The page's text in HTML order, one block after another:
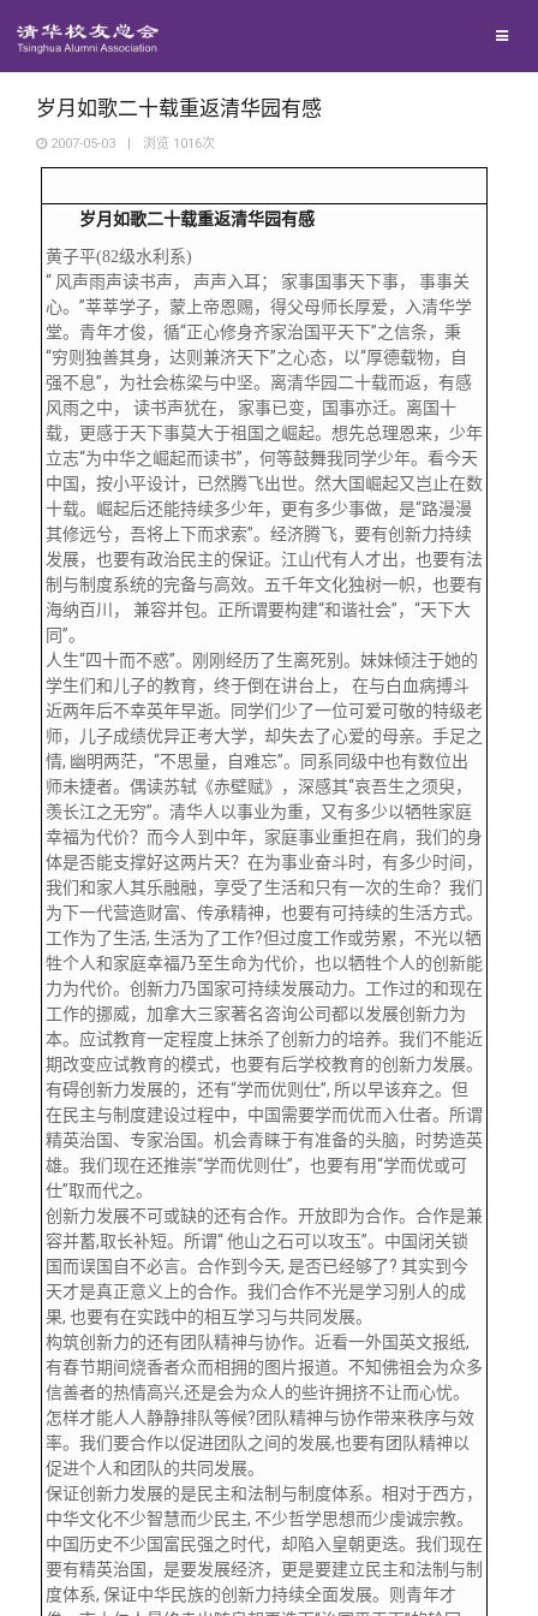
地区联络
专业委员会
兴趣群体
西南联大校友会
回馈母校
捐赠纪事
捐赠方法
义工计划
《水木清华》
我要订阅
新媒体平台
百年清华
清华人物
清华故事
青春风采
校友文苑
校友讲坛
校友视界
校友服务
终身学习
信息化服务
三创大赛
实用信息
校友总会
总会简介
会长致辞
总会章程
理事会名单
制度法规
联系我们
关闭
岁月如歌二十载重返清华园有感
2007-05-03 | 浏览 1016次
岁月如歌二十载重返清华园有感
黄子平(82级水利系)
“ 风声雨声读书声， 声声入耳； 家事国事天下事， 事事关
心。”莘莘学子，蒙上帝恩赐，得父母师长厚爱，入清华学
堂。青年才俊，循“正心修身齐家治国平天下”之信条，秉
“穷则独善其身，达则兼济天下”之心态，以“厚德载物，自
强不息”，为社会栋梁与中坚。离清华园二十载而返，有感
风雨之中， 读书声犹在， 家事已变，国事亦迁。离国十
载，更感于天下事莫大于祖国之崛起。想先总理恩来，少年
立志“为中华之崛起而读书”，何等鼓舞我同学少年。看今天
中国，按小平设计，已然腾飞出世。然大国崛起又岂止在数
十载。崛起后还能持续多少年，更有多少事做，是“路漫漫
其修远兮，吾将上下而求索”。经济腾飞，要有创新力持续
发展，也要有政治民主的保证。江山代有人才出，也要有法
制与制度系统的完备与高效。五千年文化独树一帜，也要有
海纳百川， 兼容并包。正所谓要构建“和谐社会”，“天下大
同”。
人生“四十而不惑”。刚刚经历了生离死别。妹妹倾注于她的
学生们和儿子的教育，终于倒在讲台上， 在与白血病搏斗
近两年后不幸英年早逝。同学们少了一位可爱可敬的特级老
师，儿子成绩优异正考大学，却失去了心爱的母亲。手足之
情, 幽明两茫，“不思量，自难忘”。同系同级中也有数位出
师未捷者。偶读苏轼《赤壁赋》，深感其“哀吾生之须臾，
羡长江之无穷”。清华人以事业为重，又有多少以牺牲家庭
幸福为代价？而今人到中年，家庭事业重担在肩，我们的身
体是否能支撑好这两片天？在为事业奋斗时，有多少时间，
我们和家人其乐融融，享受了生活和只有一次的生命？我们
为下一代营造财富、传承精神，也要有可持续的生活方式。
工作为了生活, 生活为了工作?但过度工作或劳累，不光以牺
牲个人和家庭幸福乃至生命为代价，也以牺牲个人的创新能
力为代价。创新力乃国家可持续发展动力。工作过的和现在
工作的挪威，加拿大三家著名咨询公司都以发展创新力为
本。应试教育一定程度上抹杀了创新力的培养。我们不能近
期改变应试教育的模式，也要有后学校教育的创新力发展。
有碍创新力发展的，还有“学而优则仕”, 所以早该弃之。但
在民主与制度建设过程中，中国需要学而优而入仕者。所谓
精英治国、专家治国。机会青睐于有准备的头脑，时势造英
雄。我们现在还推崇“学而优则仕”，也要有用“学而优或可
仕”取而代之。
创新力发展不可或缺的还有合作。开放即为合作。合作是兼
容并蓄,取长补短。所谓“ 他山之石可以攻玉”。中国闭关锁
国而误国自不必言。合作到今天, 是否已经够了? 其实到今
天才是真正意义上的合作。我们合作不光是学习别人的成
果, 也要有在实践中的相互学习与共同发展。
构筑创新力的还有团队精神与协作。近看一外国英文报纸,
有春节期间烧香者众而相拥的图片报道。不知佛祖会为众多
信善者的热情高兴,还是会为众人的些许拥挤不让而心忧。
怎样才能人人静静排队等候?团队精神与协作带来秩序与效
率。我们要合作以促进团队之间的发展,也要有团队精神以
促进个人和团队的共同发展。
保证创新力发展的是民主和法制与制度体系。相对于西方，
中华文化不少智慧而少民主, 不少哲学思想而少虔诚宗教。
中国历史不少国富民强之时代，却陷入皇朝更迭。我们现在
要有精英治国，是要发展经济，更是要建立民主和法制与制
度体系, 保证中华民族的创新力持续全面发展。则青年才